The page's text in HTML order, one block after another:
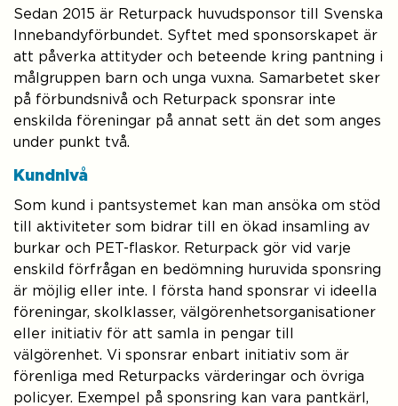
Sedan 2015 är Returpack huvudsponsor till Svenska
Innebandyförbundet. Syftet med sponsorskapet är
att påverka attityder och beteende kring pantning i
målgruppen barn och unga vuxna. Samarbetet sker
på förbundsnivå och Returpack sponsrar inte
enskilda föreningar på annat sett än det som anges
under punkt två.
Kundnivå
Som kund i pantsystemet kan man ansöka om stöd
till aktiviteter som bidrar till en ökad insamling av
burkar och PET-flaskor. Returpack gör vid varje
enskild förfrågan en bedömning huruvida sponsring
är möjlig eller inte. I första hand sponsrar vi ideella
föreningar, skolklasser, välgörenhetsorganisationer
eller initiativ för att samla in pengar till
välgörenhet. Vi sponsrar enbart initiativ som är
förenliga med Returpacks värderingar och övriga
policyer. Exempel på sponsring kan vara pantkärl,